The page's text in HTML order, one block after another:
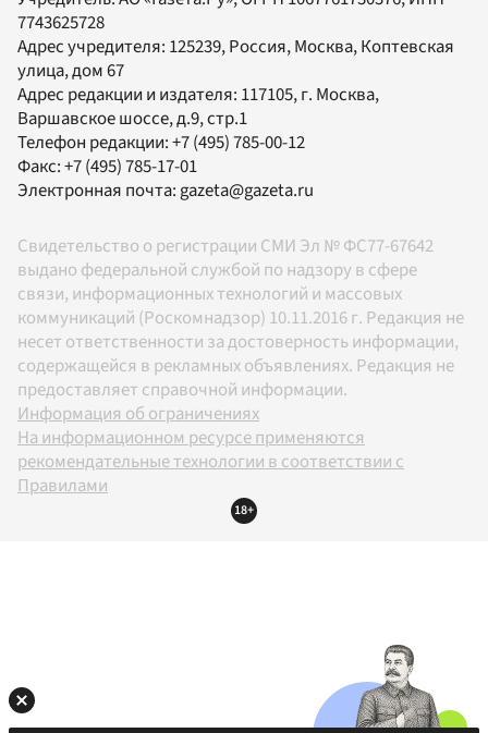
7743625728
Адрес учредителя: 125239, Россия, Москва, Коптевская
улица, дом 67
Адрес редакции и издателя: 117105, г. Москва,
Варшавское шоссе, д.9, стр.1
Телефон редакции:+7 (495) 785-00-12
Факс:+7 (495) 785-17-01
Электронная почта: gazeta@gazeta.ru
Свидетельство о регистрации СМИ Эл № ФС77-67642
выдано федеральной службой по надзору в сфере
связи, информационных технологий и массовых
коммуникаций (Роскомнадзор) 10.11.2016 г. Редакция не
несет ответственности за достоверность информации,
содержащейся в рекламных объявлениях. Редакция не
предоставляет справочной информации.
Информация об ограничениях
На информационном ресурсе применяются
рекомендательные технологии в соответствии с
Правилами
18+